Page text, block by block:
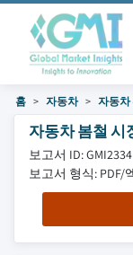
홈 자동차 자동차
자동차 봄철 시
보고서 ID: GMI2334
보고서 형식: